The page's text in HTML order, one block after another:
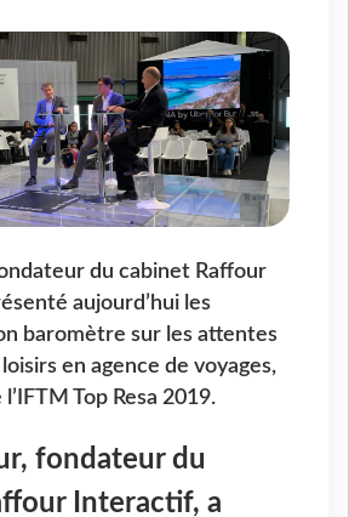
du cabinet Raffour
aujourd’hui les
baromètre sur les attentes
en agence de voyages,
l’IFTM Top Resa 2019.
fondateur du
Interactif, a